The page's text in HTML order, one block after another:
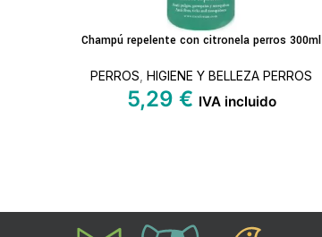
Hidratos de carbono 2,4 g
AÑADIR AL CARRITO
Champú repelente con citronela perros 300ml
PERROS HIGIENE Y BELLEZA PERROS
5,29 € IVA incluido